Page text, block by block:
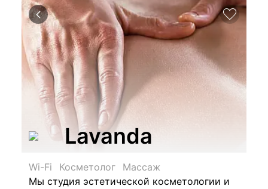
Lavanda
Wi-Fi Косметолог
Массаж
Мы студия эстетической косметологии и